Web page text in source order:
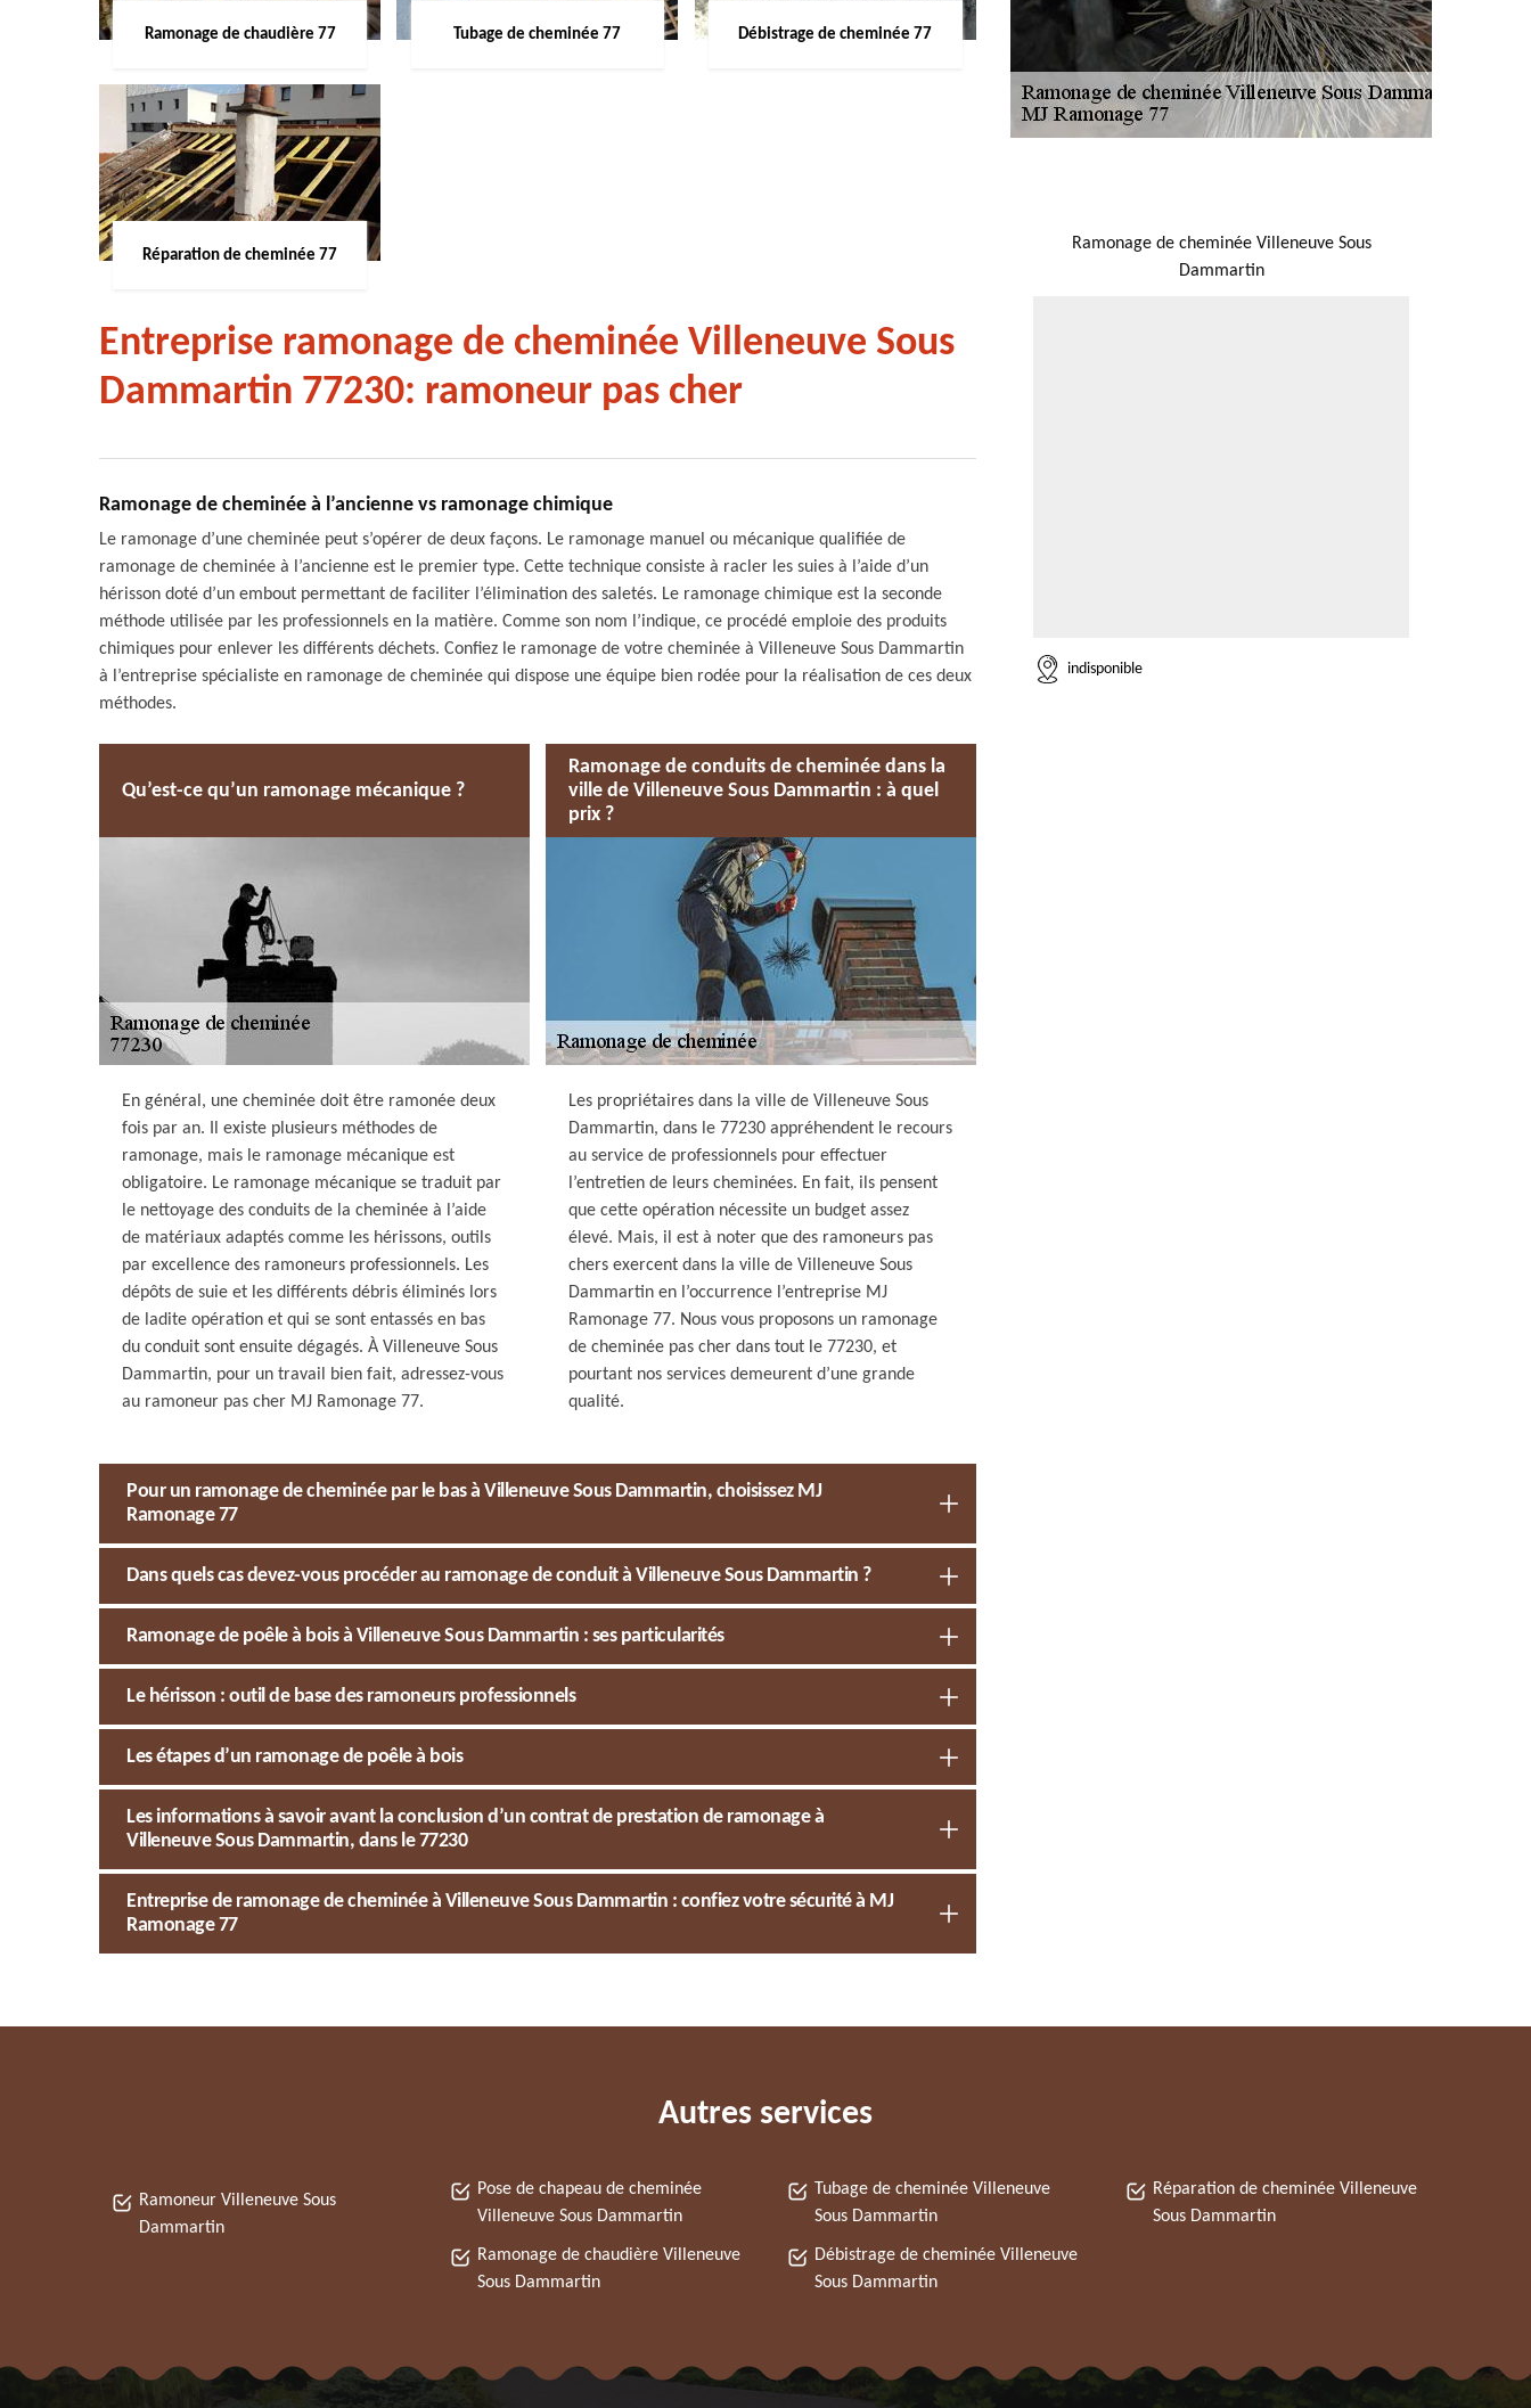
Ramonage de chaudière 77 Tubage de cheminée 77 Débistrage de cheminée 77
Réparation de cheminée 77
Entreprise ramonage de cheminée Villeneuve Sous
Dammartin 77230: ramoneur pas cher
Ramonage de cheminée à l’ancienne vs ramonage chimique
Le ramonage d’une cheminée peut s’opérer de deux façons. Le ramonage manuel ou mécanique qualifiée de
ramonage de cheminée à l’ancienne est le premier type. Cette technique consiste à racler les suies à l’aide d’un
hérisson doté d’un embout permettant de faciliter l’élimination des saletés. Le ramonage chimique est la seconde
méthode utilisée par les professionnels en la matière. Comme son nom l’indique, ce procédé emploie des produits
chimiques pour enlever les différents déchets. Confiez le ramonage de votre cheminée à Villeneuve Sous Dammartin
à l’entreprise spécialiste en ramonage de cheminée qui dispose une équipe bien rodée pour la réalisation de ces deux
méthodes.
Qu’est-ce qu’un ramonage mécanique ?
En général, une cheminée doit être ramonée deux
fois par an. Il existe plusieurs méthodes de
ramonage, mais le ramonage mécanique est
obligatoire. Le ramonage mécanique se traduit par
le nettoyage des conduits de la cheminée à l’aide
de matériaux adaptés comme les hérissons, outils
par excellence des ramoneurs professionnels. Les
dépôts de suie et les différents débris éliminés lors
de ladite opération et qui se sont entassés en bas
du conduit sont ensuite dégagés. À Villeneuve Sous
Dammartin, pour un travail bien fait, adressez-vous
au ramoneur pas cher MJ Ramonage 77.
Ramonage de conduits de cheminée dans la
ville de Villeneuve Sous Dammartin : à quel
prix ?
Les propriétaires dans la ville de Villeneuve Sous
Dammartin, dans le 77230 appréhendent le recours
au service de professionnels pour effectuer
l’entretien de leurs cheminées. En fait, ils pensent
que cette opération nécessite un budget assez
élevé. Mais, il est à noter que des ramoneurs pas
chers exercent dans la ville de Villeneuve Sous
Dammartin en l’occurrence l’entreprise MJ
Ramonage 77. Nous vous proposons un ramonage
de cheminée pas cher dans tout le 77230, et
pourtant nos services demeurent d’une grande
qualité.
Pour un ramonage de cheminée par le bas à Villeneuve Sous Dammartin, choisissez MJ
Ramonage 77
Dans quels cas devez-vous procéder au ramonage de conduit à Villeneuve Sous Dammartin ?
Ramonage de poêle à bois à Villeneuve Sous Dammartin : ses particularités
Le hérisson : outil de base des ramoneurs professionnels
Les étapes d’un ramonage de poêle à bois
Les informations à savoir avant la conclusion d’un contrat de prestation de ramonage à
Villeneuve Sous Dammartin, dans le 77230
Entreprise de ramonage de cheminée à Villeneuve Sous Dammartin : confiez votre sécurité à MJ
Ramonage 77
Ramonage de cheminée Villeneuve Sous
Dammartin
indisponible
Autres services
Ramoneur Villeneuve Sous
Dammartin
Pose de chapeau de cheminée
Villeneuve Sous Dammartin
Ramonage de chaudière Villeneuve
Sous Dammartin
Tubage de cheminée Villeneuve
Sous Dammartin
Débistrage de cheminée Villeneuve
Sous Dammartin
Réparation de cheminée Villeneuve
Sous Dammartin